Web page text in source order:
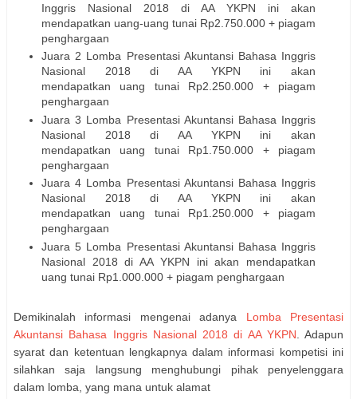
Inggris Nasional 2018 di AA YKPN ini akan
mendapatkan uang-uang tunai Rp2.750.000 + piagam
penghargaan
Juara 2 Lomba Presentasi Akuntansi Bahasa Inggris
Nasional 2018 di AA YKPN ini akan
mendapatkan uang tunai Rp2.250.000 + piagam
penghargaan
Juara 3 Lomba Presentasi Akuntansi Bahasa Inggris
Nasional 2018 di AA YKPN ini akan
mendapatkan uang tunai Rp1.750.000 + piagam
penghargaan
Juara 4 Lomba Presentasi Akuntansi Bahasa Inggris
Nasional 2018 di AA YKPN ini akan
mendapatkan uang tunai Rp1.250.000 + piagam
penghargaan
Juara 5 Lomba Presentasi Akuntansi Bahasa Inggris
Nasional 2018 di AA YKPN ini akan mendapatkan
uang tunai Rp1.000.000 + piagam penghargaan
Demikinalah informasi mengenai adanya Lomba Presentasi
Akuntansi Bahasa Inggris Nasional 2018 di AA YKPN . Adapun
syarat dan ketentuan lengkapnya dalam informasi kompetisi ini
silahkan saja langsung menghubungi pihak penyelenggara
dalam lomba, yang mana untuk alamat